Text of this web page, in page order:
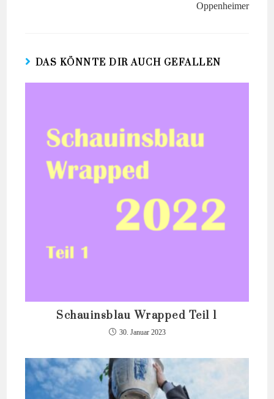
Oppenheimer
DAS KÖNNTE DIR AUCH GEFALLEN
Schauinsblau Wrapped Teil 1
30. Januar 2023